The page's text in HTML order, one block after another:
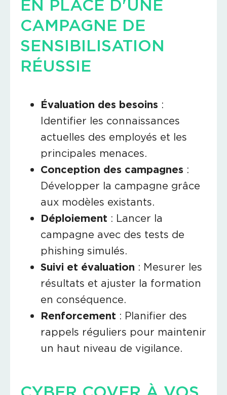
EN PLACE D'UNE
CAMPAGNE DE
SENSIBILISATION
RÉUSSIE
Évaluation des besoins :
Identifier les connaissances
actuelles des employés et les
principales menaces.
Conception des campagnes :
Développer la campagne grâce
aux modèles existants.
Déploiement : Lancer la
campagne avec des tests de
phishing simulés.
Suivi et évaluation : Mesurer les
résultats et ajuster la formation
en conséquence.
Renforcement : Planifier des
rappels réguliers pour maintenir
un haut niveau de vigilance.